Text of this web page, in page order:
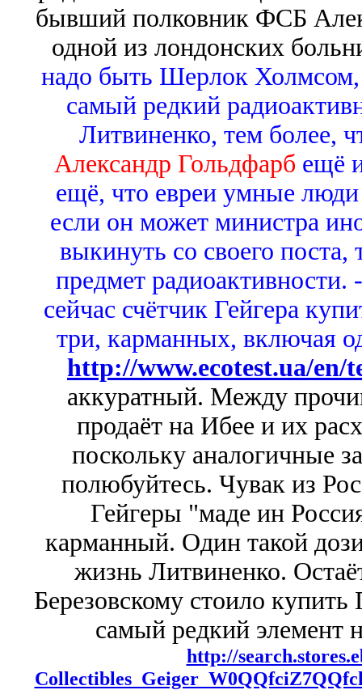
бывший полковник ФСБ
одной из лондонских
надо быть Шерлок Холмсом,
самый редкий
Литвиненко, тем более,
Александр Гольдфарб ещё
ещё, что евреи умные
если он может министра
выкинуть со своего поста,
предмет
сейчас счётчик Гейгера
три, карманных, включая
http://www.ecotest.ua/
аккуратный. Между
продаёт на Ибее и их
поскольку аналогичные
полюбуйтесь. Чувак из
Гейгеры "маде ин
карманный. Один такой
жизнь Литвиненко.
Березовскому стоило
самый редкий элемент
http://